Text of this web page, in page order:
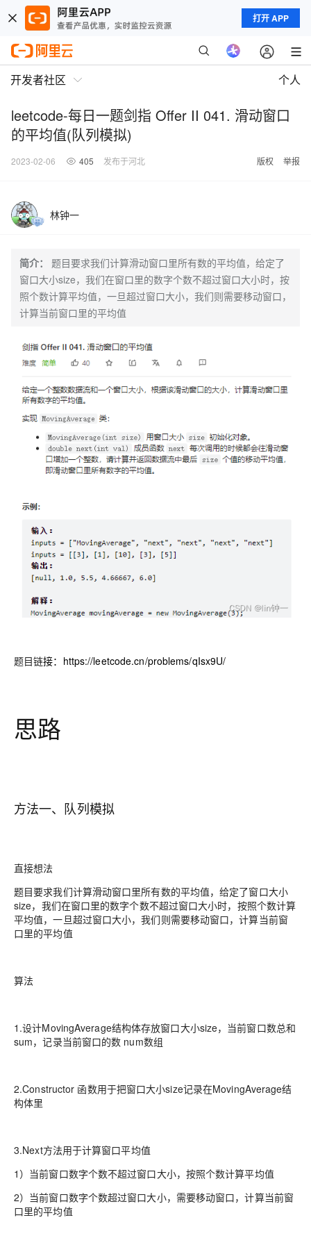
打开 APP
开发者社区 个人
leetcode-每日一题剑指 Offer II 041. 滑动窗口
的平均值(队列模拟)
2023-02-06 405 发布于河北 版权 举报
林钟一
简介：
题目要求我们计算滑动窗口里所有数的平均值，给定了
窗口大小size，我们在窗口里的数字个数不超过窗口大小时，按
照个数计算平均值，一旦超过窗口大小，我们则需要移动窗口，
计算当前窗口里的平均值
题目链接： https://leetcode.cn/problems/qIsx9U/
思路
方法一、队列模拟
直接想法
题目要求我们计算滑动窗口里所有数的平均值，给定了窗口大小
size，我们在窗口里的数字个数不超过窗口大小时，按照个数计算
平均值，一旦超过窗口大小，我们则需要移动窗口，计算当前窗
口里的平均值
算法
1.设计MovingAverage结构体存放窗口大小size，当前窗口数总和
sum，记录当前窗口的数 num数组
2.Constructor 函数用于把窗口大小size记录在MovingAverage结
构体里
3.Next方法用于计算窗口平均值
1）当前窗口数字个数不超过窗口大小，按照个数计算平均值
2）当前窗口数字个数超过窗口大小，需要移动窗口，计算当前窗
口里的平均值